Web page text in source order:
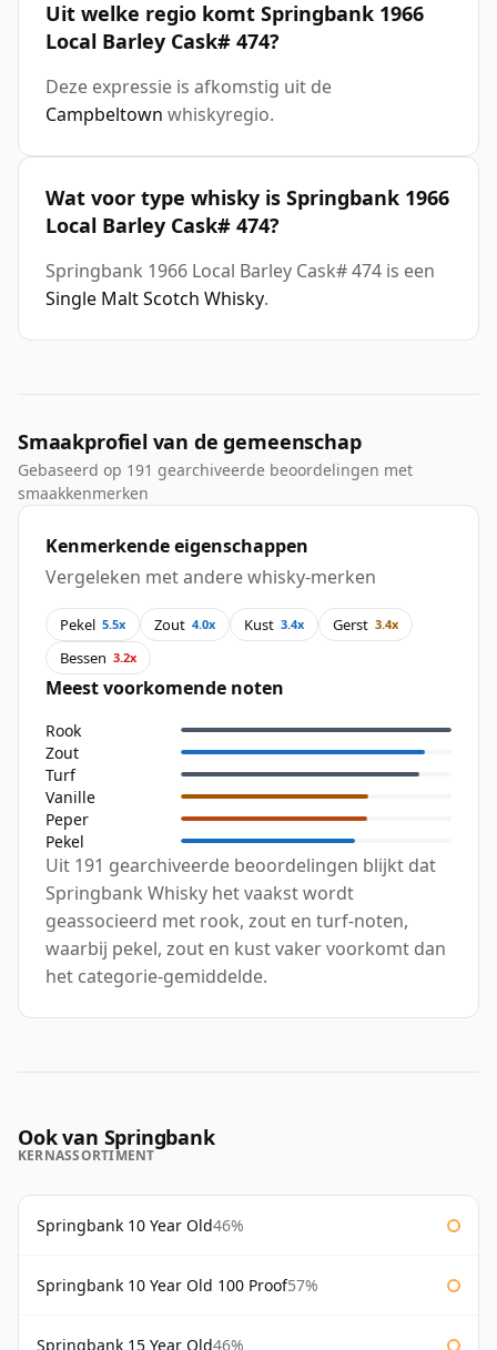
Uit welke regio komt Springbank 1966
Local Barley Cask# 474?
Deze expressie is afkomstig uit de
Campbeltown whiskyregio.
Wat voor type whisky is Springbank 1966
Local Barley Cask# 474?
Springbank 1966 Local Barley Cask# 474 is een
Single Malt Scotch Whisky.
Smaakprofiel van de gemeenschap
Gebaseerd op 191 gearchiveerde beoordelingen met
smaakkenmerken
Kenmerkende eigenschappen
Vergeleken met andere whisky-merken
Pekel 5.5x Zout 4.0x Kust 3.4x Gerst 3.4x
Bessen 3.2x
Meest voorkomende noten
Rook
Zout
Turf
Vanille
Peper
Pekel
Uit 191 gearchiveerde beoordelingen blijkt dat
Springbank Whisky het vaakst wordt
geassocieerd met rook, zout en turf-noten,
waarbij pekel, zout en kust vaker voorkomt dan
het categorie-gemiddelde.
Ook van Springbank
KERNASSORTIMENT
Springbank 10 Year Old46%
Springbank 10 Year Old 100 Proof57%
Springbank 15 Year Old46%